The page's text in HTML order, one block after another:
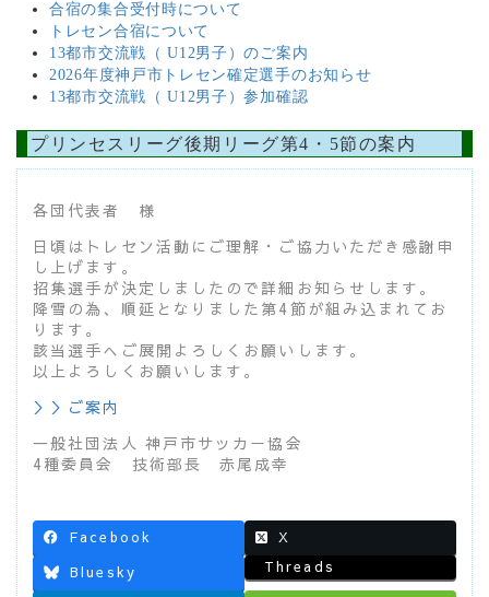
合宿の集合受付時について
トレセン合宿について
13都市交流戦（ U12男子）のご案内
2026年度神戸市トレセン確定選手のお知らせ
13都市交流戦（ U12男子）参加確認
プリンセスリーグ後期リーグ第4・5節の案内
各団代表者 様
日頃はトレセン活動にご理解・ご協力いただき感謝申
し上げます。
招集選手が決定しましたので詳細お知らせします。
降雪の為、順延となりました第4節が組み込まれてお
ります。
該当選手へご展開よろしくお願いします。
以上よろしくお願いします。
＞＞ご案内
一般社団法人 神戸市サッカー協会
4種委員会 技術部長 赤尾成幸
Facebook
X
Bluesky
Threads